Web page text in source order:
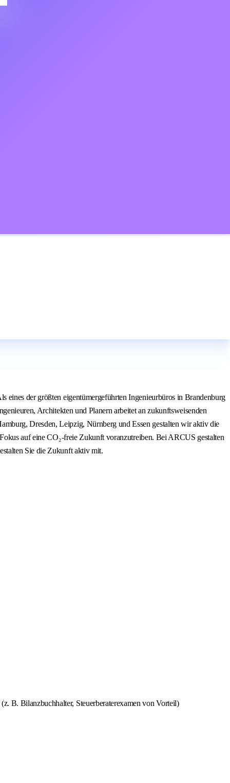
der größten eigentümergeführten Ingenieurbüros in Brandenburg
Architekten und Planern arbeitet an zukunftsweisenden
Dresden, Leipzig, Nürnberg und Essen gestalten wir aktiv die
auf eine CO₂-freie Zukunft voranzutreiben. Bei ARCUS gestalten
Sie die Zukunft aktiv mit.
B. Bilanzbuchhalter, Steuerberaterexamen von Vorteil)